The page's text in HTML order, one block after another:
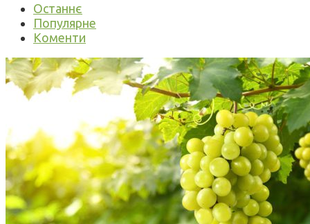
Останнє
Популярне
Коменти